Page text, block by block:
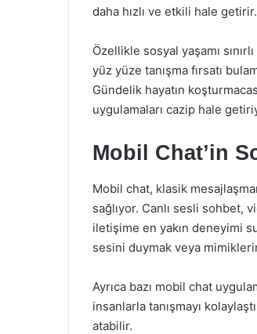
daha hızlı ve etkili hale getirir.
Özellikle sosyal yaşamı
yüz yüze tanışma fırsatı
Gündelik hayatın
uygulamaları cazip hale
Mobil Chat’in
Mobil chat, klasik
sağlıyor. Canlı sesli sohbet,
iletişime en yakın deneyimi
sesini duymak veya
Ayrıca bazı mobil chat
insanlarla tanışmayı
atabilir.